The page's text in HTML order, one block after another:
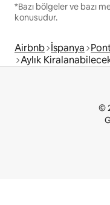
*Bazı bölgeler ve bazı
konusudur.
Airbnb İspanya
Aylık
©